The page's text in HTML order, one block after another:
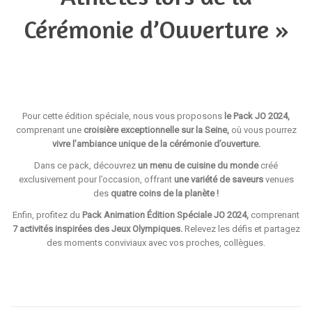
Cérémonie d’Ouverture »
Pour cette édition spéciale, nous vous proposons le Pack JO 2024,
comprenant une croisière exceptionnelle sur la Seine,où vous pourrez
vivre l’ambiance unique de la cérémonie d’ouverture.
Dans ce pack, découvrez un menu de cuisine du mondecréé
exclusivement pour l’occasion, offrant une variété de saveursvenues
des quatre coins de la planète !
Enfin, profitez du Pack Animation Édition Spéciale JO 2024, comprenant
7 activités inspirées des Jeux Olympiques.Relevez les défis et partagez
des moments conviviaux avec vos proches, collègues.